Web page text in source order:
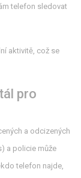
telefon sledovat
aktivitě, což se
pro
a odcizených
a policie může
telefon najde,